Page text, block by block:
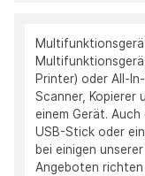
Printer) oder All-
Scanner, Kopierer
einem Gerät.
USB-Stick oder
bei einigen
Angeboten